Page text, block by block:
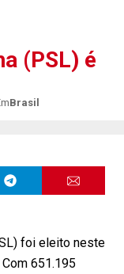
(PSL) é
Brasil
foi eleito neste
651.195